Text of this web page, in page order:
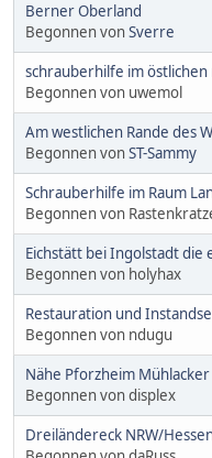
Berner Oberland
Begonnen vonSverre
schrauberhilfe im
Begonnen von uwemol
Am westlichen Rande des
Begonnen vonST-Sammy
Schrauberhilfe im Raum
Begonnen von
Eichstätt bei Ingolstadt die
Begonnen von holyhax
Restauration und
Begonnen von ndugu
Nähe Pforzheim
Begonnen von displex
Dreiländereck NRW/